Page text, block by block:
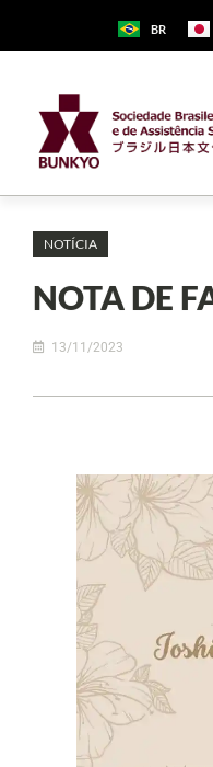
BR
NOTÍCIA
NOTA DE
13/11/2023